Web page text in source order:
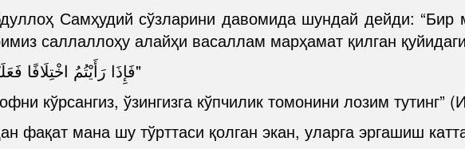
Самҳудий сўзларини давомида шундай дейди:
саллаллоҳу алайҳи васаллам марҳамат қилган
"فَإِذَا رَأَيْتُمُ اخْتِلَافًا فَعَلَيْكُمْ بِالسَّوَادِ الْأَعْظَمِ"
кўрсангиз, ўзингизга кўпчилик томонини лозим
фақат мана шу тўрттаси қолган экан, уларга эргашиш